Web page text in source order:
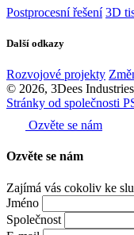
Postprocesní řešení 3D
Další odkazy
Rozvojové projekty
© 2026, 3Dees
Stránky od společnosti
Ozvěte se nám
Ozvěte se nám
Zajímá vás cokoliv ke
Jméno
Společnost